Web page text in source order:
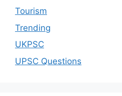
Tourism
Trending
UKPSC
UPSC Questions